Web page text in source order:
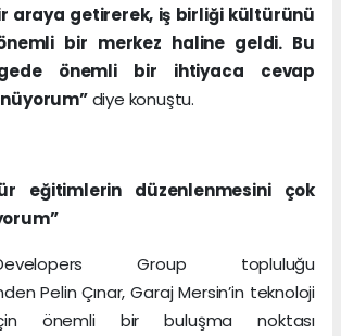
araya getirerek, iş birliği kültürünü
bir merkez haline geldi. Bu
önemli bir ihtiyaca cevap
diye konuştu.
eğitimlerin düzenlenmesini çok
Group topluluğu
Pelin Çınar, Garaj Mersin’in teknoloji
önemli bir buluşma noktası